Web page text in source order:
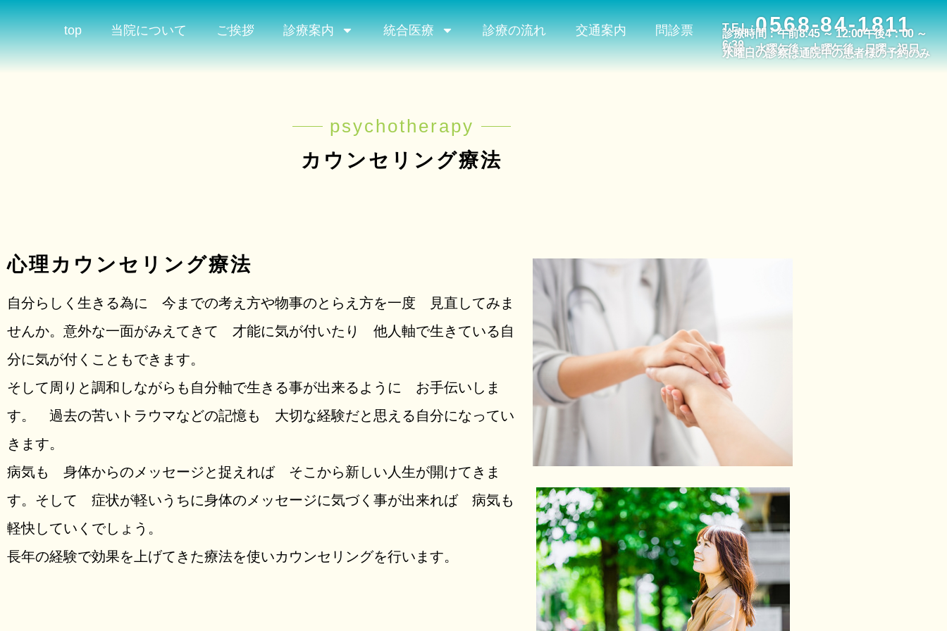
top 当院について ご挨拶 診療案内 統合医療 診療の流れ 交通案内 問診票 TEL:0568-84-1811
診療時間：午前8:45 ～ 12:00午後4：00 ～
6:30
休診：水曜午後、土曜午後、日曜・祝日
水曜日の診察は通院中の患者様の予約のみ
psychotherapy
カウンセリング療法
心理カウンセリング療法
自分らしく生きる為に 今までの考え方や物事のとらえ方を一度 見直してみま
せんか。意外な一面がみえてきて 才能に気が付いたり 他人軸で生きている自
分に気が付くこともできます。
そして周りと調和しながらも自分軸で生きる事が出来るように お手伝いしま
す。 過去の苦いトラウマなどの記憶も 大切な経験だと思える自分になってい
きます。
病気も 身体からのメッセージと捉えれば そこから新しい人生が開けてきま
す。そして 症状が軽いうちに身体のメッセージに気づく事が出来れば 病気も
軽快していくでしょう。
長年の経験で効果を上げてきた療法を使いカウンセリングを行います。